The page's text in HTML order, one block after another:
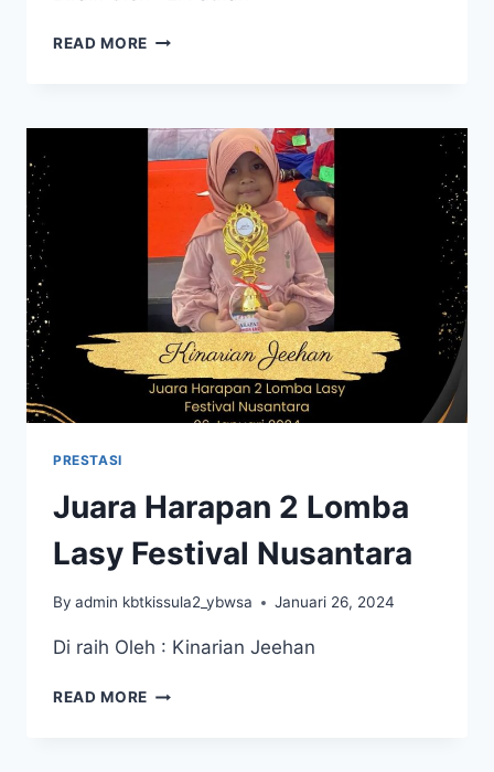
READ MORE JUARA
LASY
FESTIVAL
NUSANTARA
PRESTASI
Juara Harapan 2 Lomba
Lasy Festival Nusantara
By admin kbtkissula2_ybwsa Januari 26, 2024
Di raih Oleh : Kinarian Jeehan
READ MORE JUARA